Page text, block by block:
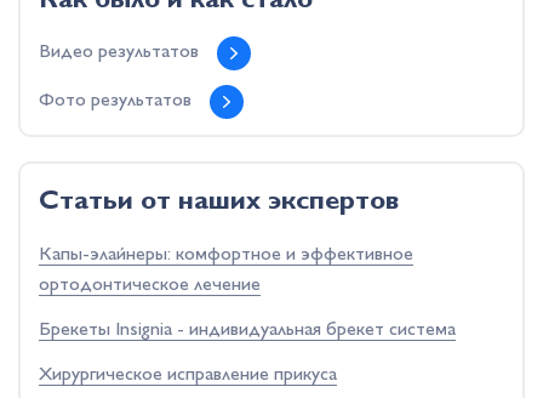
Видео результатов
Фото результатов
Cтатьи от наших экспертов
Капы-элайнеры: комфортное и эффективное
ортодонтическое лечение
Брекеты Insignia - индивидуальная брекет система
Хирургическое исправление прикуса